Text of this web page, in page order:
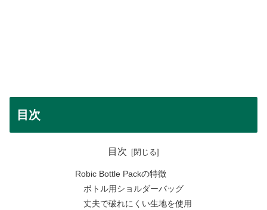
目次
目次
Robic Bottle Packの特徴
ボトル用ショルダーバッグ
丈夫で破れにくい生地を使用